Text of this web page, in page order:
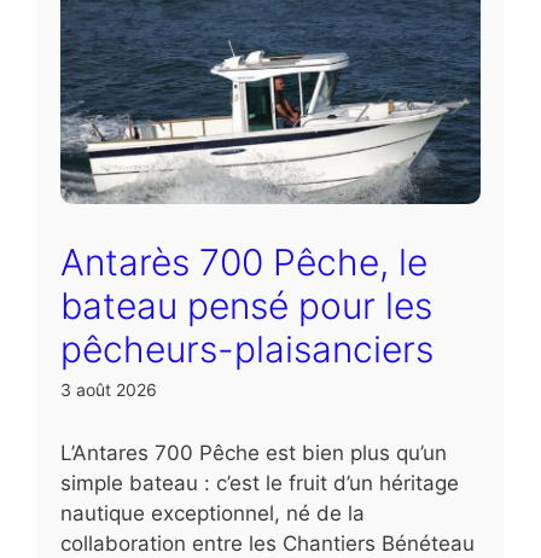
Antarès 700 Pêche, le
bateau pensé pour les
pêcheurs-plaisanciers
3 août 2026
L’Antares 700 Pêche est bien plus qu’un
simple bateau : c’est le fruit d’un héritage
nautique exceptionnel, né de la
collaboration entre les Chantiers Bénéteau